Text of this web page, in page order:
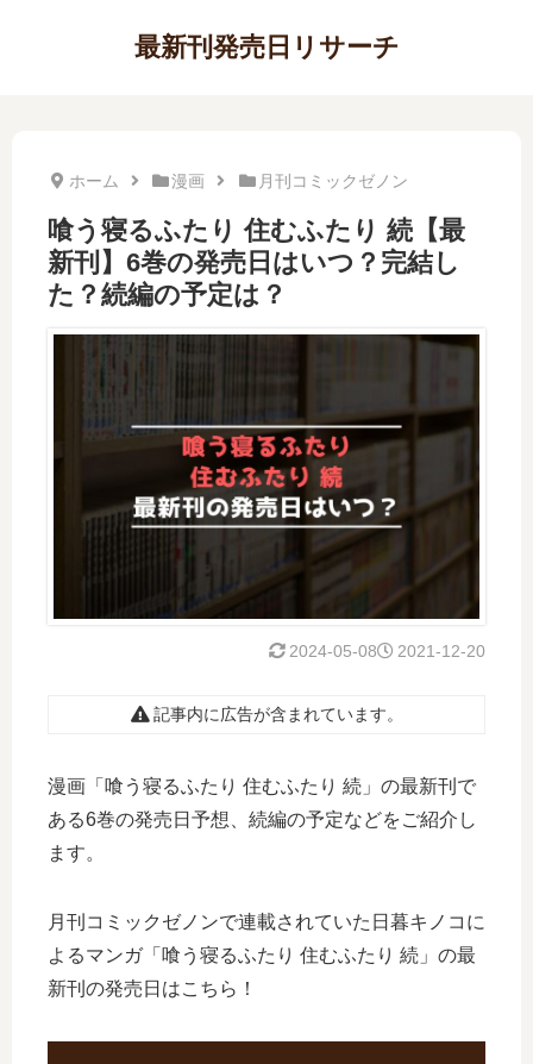
最新刊発売日リサーチ
ホーム 漫画 月刊コミックゼノン
喰う寝るふたり 住むふたり 続【最
新刊】6巻の発売日はいつ？完結し
た？続編の予定は？
2021-12-20
2024-05-08
記事内に広告が含まれています。
漫画「喰う寝るふたり 住むふたり 続」の最新刊で
ある6巻の発売日予想、続編の予定などをご紹介し
ます。
月刊コミックゼノンで連載されていた日暮キノコに
よるマンガ「喰う寝るふたり 住むふたり 続」の最
新刊の発売日はこちら！